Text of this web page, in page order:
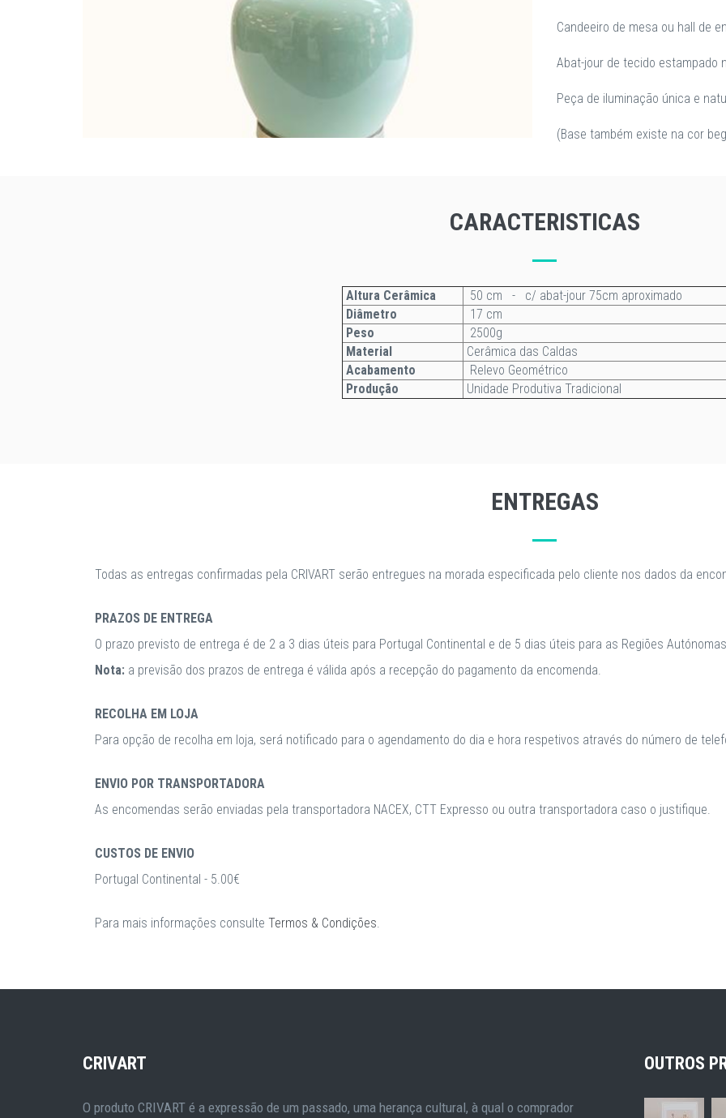
Candeeiro de mesa ou hall de
Abat-jour de tecido estampado
Peça de iluminação única e
(Base também existe na cor
CARACTERISTICAS
Altura Cerâmica
50 cm - c/ abat-jour 75cm aproximado
Diâmetro
17 cm
Peso
2500g
Material
Cerâmica das Caldas
Acabamento
Relevo Geométrico
Produção
Unidade Produtiva Tradicional
ENTREGAS
Todas as entregas confirmadas pela CRIVART serão entregues na morada especificada pelo cliente nos dados da
PRAZOS DE ENTREGA
O prazo previsto de entrega é de 2 a 3 dias úteis para Portugal Continental e de 5 dias úteis para as Regiões
Nota: a previsão dos prazos de entrega é válida após a recepção do pagamento da encomenda.
RECOLHA EM LOJA
Para opção de recolha em loja, será notificado para o agendamento do dia e hora respetivos através do número de
ENVIO POR TRANSPORTADORA
As encomendas serão enviadas pela transportadora NACEX, CTT Expresso ou outra transportadora caso o justifique.
CUSTOS DE ENVIO
Portugal Continental - 5.00€
Para mais informações consulte Termos & Condições.
CRIVART
O produto CRIVART é a expressão de um passado, uma herança cultural, à qual o comprador
OUTROS